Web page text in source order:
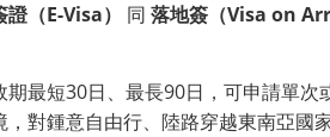
證（E-Visa） 同 落地簽（Visa on
期最短30日、最長90日，可申請單次
，對鍾意自由行、陸路穿越東南亞國